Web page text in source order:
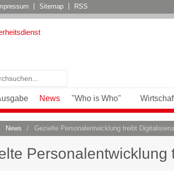
Sitemap RSS
News "Who is Who"
News / Gezielte Personalentwicklung treibt